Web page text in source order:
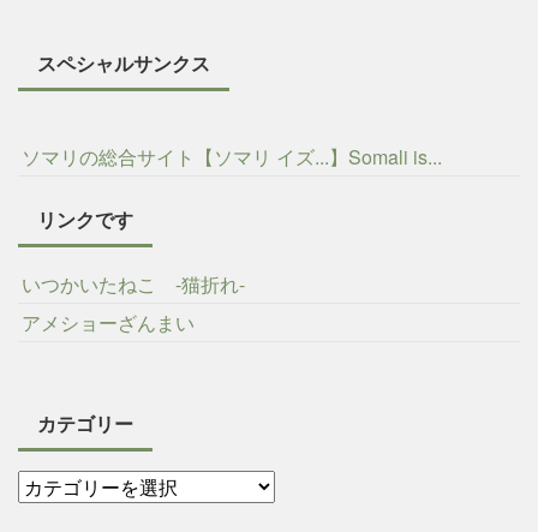
スペシャルサンクス
ソマリの総合サイト【ソマリ イズ...】Somali is...
リンクです
いつかいたねこ -猫折れ-
アメショーざんまい
カテゴリー